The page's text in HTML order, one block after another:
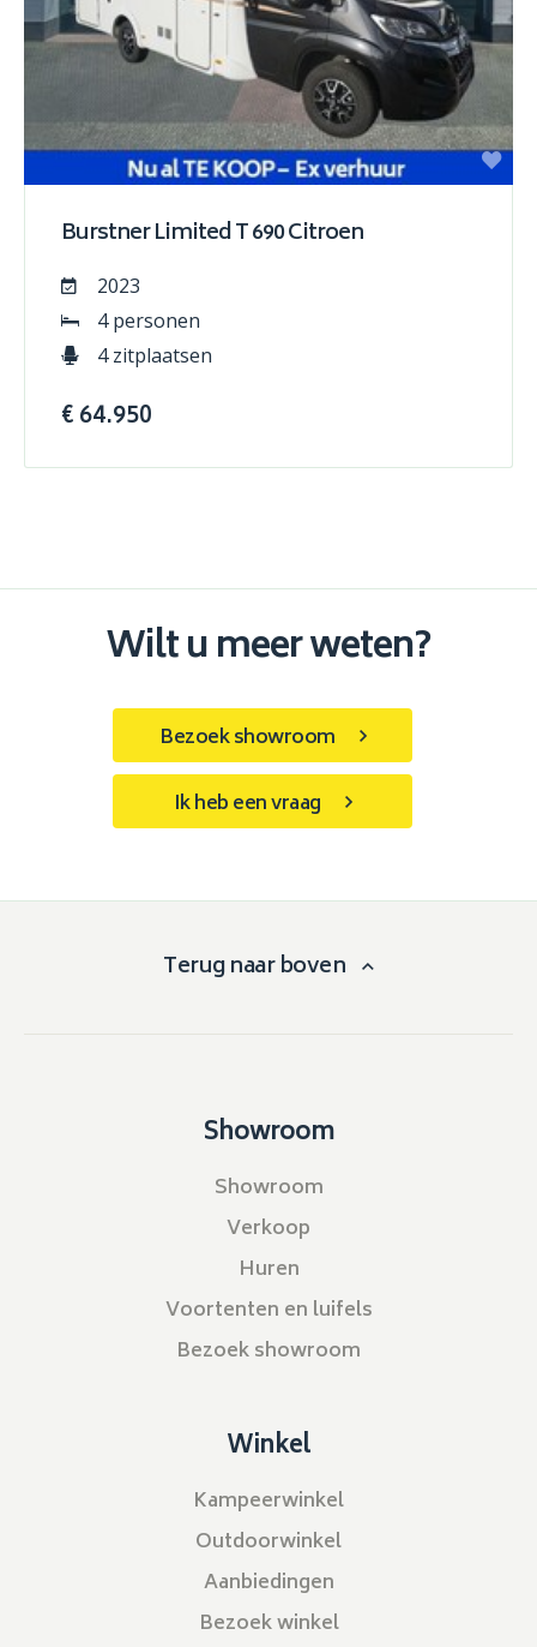
Burstner Limited T 690 Citroen
2023
4 personen
4 zitplaatsen
€ 64.950
Wilt u meer weten?
Bezoek showroom
Ik heb een vraag
Terug naar boven
Showroom
Showroom
Verkoop
Huren
Voortenten en luifels
Bezoek showroom
Winkel
Kampeerwinkel
Outdoorwinkel
Aanbiedingen
Bezoek winkel